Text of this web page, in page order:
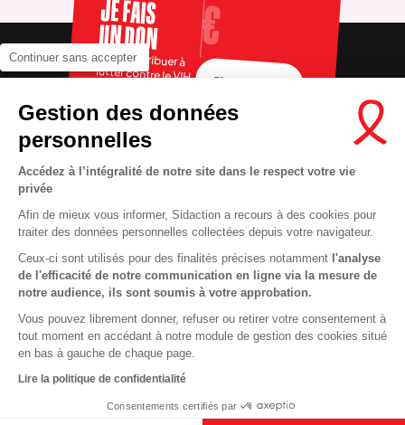
Continuer sans accepter
Gestion des données
personnelles
Accédez à l’intégralité de notre site dans le respect votre vie
privée
Afin de mieux vous informer, Sidaction a recours à des cookies pour
traiter des données personnelles collectées depuis votre navigateur.
Ceux-ci sont utilisés pour des finalités précises notamment l'analyse
de l'efficacité de notre communication en ligne via la mesure de
notre audience, ils sont soumis à votre approbation.
Vous pouvez librement donner, refuser ou retirer votre consentement à
tout moment en accédant à notre module de gestion des cookies situé
en bas à gauche de chaque page.
Lire la politique de confidentialité
Consentements certifiés par
Contact
Presse
FAQ
Info santé
Espace donateurs
RECRUTEMENT
MENTIONS LÉGALES
VIE PRIVÉE
PLAN DU SITE
JE FAIS
UN DON
Pour contribuer à
lutter contre le VIH FAIRE UN DON